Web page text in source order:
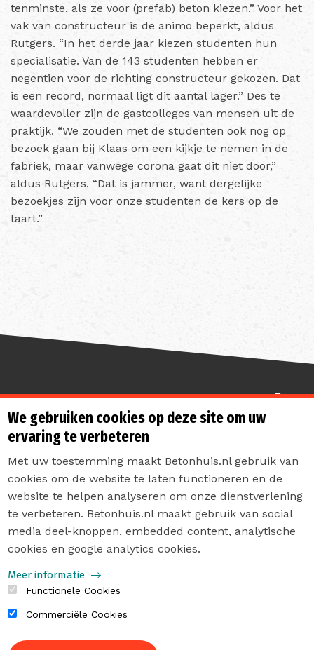
tenminste, als ze voor (prefab) beton kiezen.” Voor het
vak van constructeur is de animo beperkt, aldus
Rutgers. “In het derde jaar kiezen studenten hun
specialisatie. Van de 143 studenten hebben er
negentien voor de richting constructeur gekozen. Dat
is een record, normaal ligt dit aantal lager.” Des te
waardevoller zijn de gastcolleges van mensen uit de
praktijk. “We zouden met de studenten ook nog op
bezoek gaan bij Klaas om een kijkje te nemen in de
fabriek, maar vanwege corona gaat dit niet door,”
aldus Rutgers. “Dat is jammer, want dergelijke
bezoekjes zijn voor onze studenten de kers op de
taart.”
Sterk de toekomst in
Contact
Privacyverklaring
Sitemap
We gebruiken cookies op deze site om uw
ervaring te verbeteren
Met uw toestemming maakt Betonhuis.nl gebruik van
cookies om de website te laten functioneren en de
website te helpen analyseren om onze dienstverlening
te verbeteren. Betonhuis.nl maakt gebruik van social
media deel-knoppen, embedded content, analytische
cookies en google analytics cookies.
Meer informatie
Functionele Cookies
Commerciële Cookies